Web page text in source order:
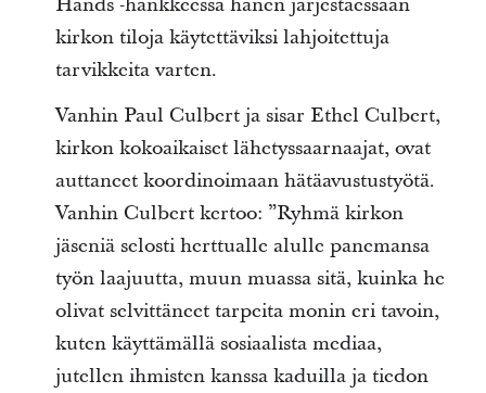
kirkon tiloja käytettäviksi lahjoitettuja
tarvikkeita varten.
Vanhin Paul Culbert ja sisar Ethel Culbert,
kirkon kokoaikaiset lähetyssaarnaajat, ovat
auttaneet koordinoimaan hätäavustustyötä.
Vanhin Culbert kertoo: ”Ryhmä kirkon
jäseniä selosti herttualle alulle panemansa
työn laajuutta, muun muassa sitä, kuinka he
olivat selvittäneet tarpeita monin eri tavoin,
kuten käyttämällä sosiaalista mediaa,
jutellen ihmisten kanssa kaduilla ja tiedon